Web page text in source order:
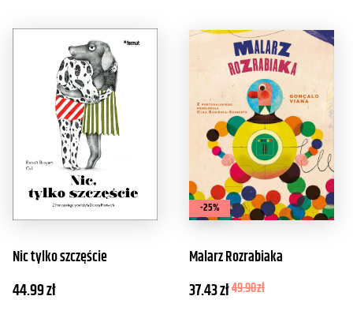
Nic tylko szczęście
44.99zł
-25%
Malarz Rozrabiaka
37.43zł49.90zł